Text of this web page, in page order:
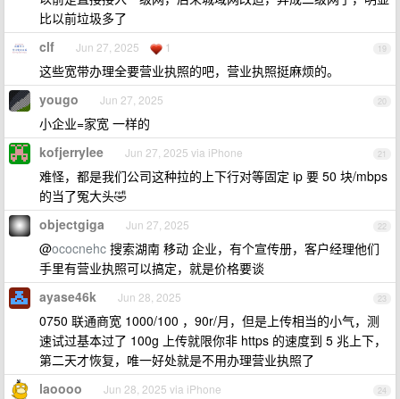
比以前垃圾多了
19
clf Jun 27, 2025 1
这些宽带办理全要营业执照的吧，营业执照挺麻烦的。
20
yougo Jun 27, 2025
小企业=家宽 一样的
21
kofjerrylee Jun 27, 2025 via iPhone
难怪，都是我们公司这种拉的上下行对等固定 ip 要 50 块/mbps
的当了冤大头🤣
22
objectgiga Jun 27, 2025
@ococnehc 搜索湖南 移动 企业，有个宣传册，客户经理他们
手里有营业执照可以搞定，就是价格要谈
23
ayase46k Jun 28, 2025
0750 联通商宽 1000/100 ，90r/月，但是上传相当的小气，测
速试过基本过了 100g 上传就限你非 https 的速度到 5 兆上下，
第二天才恢复，唯一好处就是不用办理营业执照了
24
laoooo Jun 28, 2025 via iPhone